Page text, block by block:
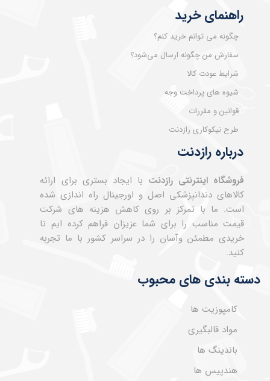
درباره رازدنت
فروشگاه اینترنتی رازدنت با ایجاد بستری برای ارائه
کالاهای دندانپزشکی اصل و اورجینال راه اندازی شده
است. ما با تمرکز بر روی کاهش هزینه های شرکت
قیمت مناسب را برای شما عزیزان فراهم کرده ایم تا
خریدی مطمئن وآسان را در سراسر کشور با ما تجربه
کنید.
راهنمای خرید
چگونه می توانم خرید کنم؟
سفارش من چگونه ارسال می‌شود؟
شرایط عودت کالا
شیوه های پرداخت وجه
قوانین و مقررات
طرح نیکوکاری رازدنت
دسته بندی های محبوب
کامپوزیت ها
مواد قالبگیری
باندینگ ها
هندپیس ها